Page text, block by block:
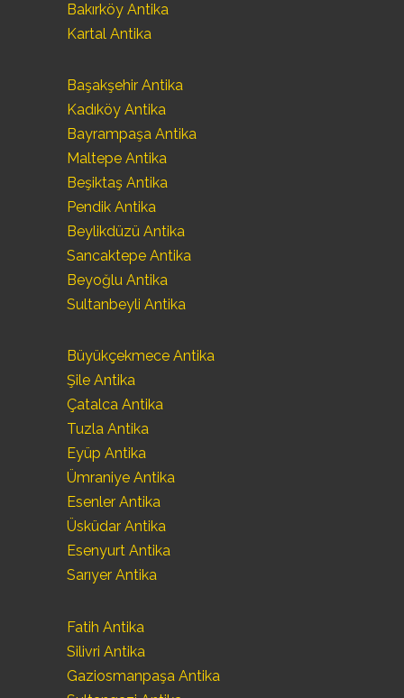
Bakırköy Antika
Kartal Antika
Başakşehir Antika
Kadıköy Antika
Bayrampaşa Antika
Maltepe Antika
Beşiktaş Antika
Pendik Antika
Beylikdüzü Antika
Sancaktepe Antika
Beyoğlu Antika
Sultanbeyli Antika
Büyükçekmece Antika
Şile Antika
Çatalca Antika
Tuzla Antika
Eyüp Antika
Ümraniye Antika
Esenler Antika
Üsküdar Antika
Esenyurt Antika
Sarıyer Antika
Fatih Antika
Silivri Antika
Gaziosmanpaşa Antika